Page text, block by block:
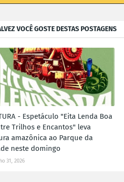
VOCÊ GOSTE DESTAS POSTAGENS
- Espetáculo "Eita Lenda Boa
Trilhos e Encantos" leva
amazônica ao Parque da
neste domingo
31, 2026